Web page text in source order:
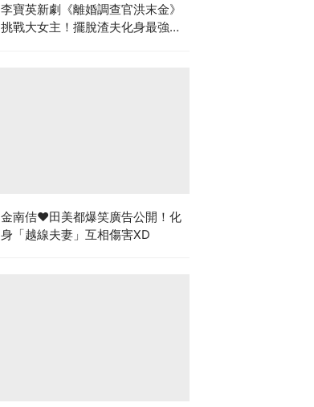
李寶英新劇《離婚調查官洪末金》
挑戰大女主！擺脫渣夫化身最強單
金南佶♥田美都爆笑廣告公開！化
身「越線夫妻」互相傷害XD